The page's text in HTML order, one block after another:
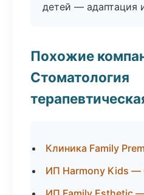
детей — адаптация
Похожие
Стоматология
Клиника Family
ИП Harmony Kids —